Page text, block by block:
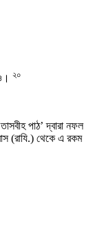
২০
পাঠ’ দ্বারা নফল
(রাযি.) থেকে এ রকম